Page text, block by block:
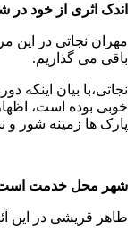
اندک اثری از خود در
مهران نجاتی در این
باقی می گذاریم.
نجاتی،با بیان
خوبی بوده است،
پارک ها زمینه شور
شهر محل خدمت
طاهر قریشی در